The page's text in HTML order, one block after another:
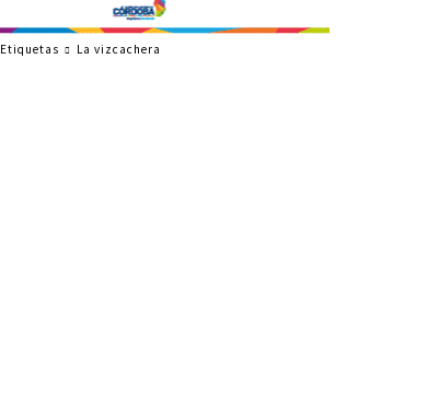
Etiquetas La vizcachera